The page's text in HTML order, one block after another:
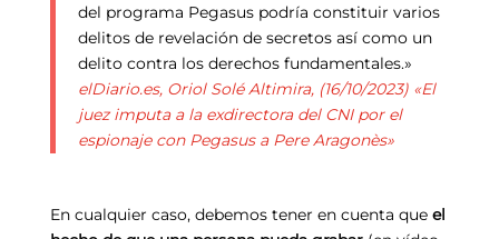
del programa Pegasus podría constituir varios
delitos de revelación de secretos así como un
delito contra los derechos fundamentales.»
elDiario.es, Oriol Solé Altimira, (16/10/2023) «El
juez imputa a la exdirectora del CNI por el
espionaje con Pegasus a Pere Aragonès»
En cualquier caso, debemos tener en cuenta que el